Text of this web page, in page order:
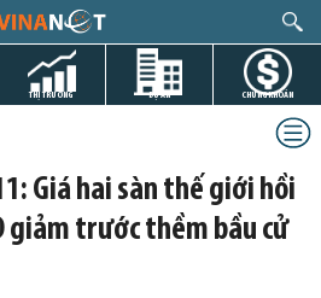
THỊ TRƯỜNG DỰ ÁN CHỨNG KHOÁN
Giá hai sàn thế giới hồi
giảm trước thềm bầu cử